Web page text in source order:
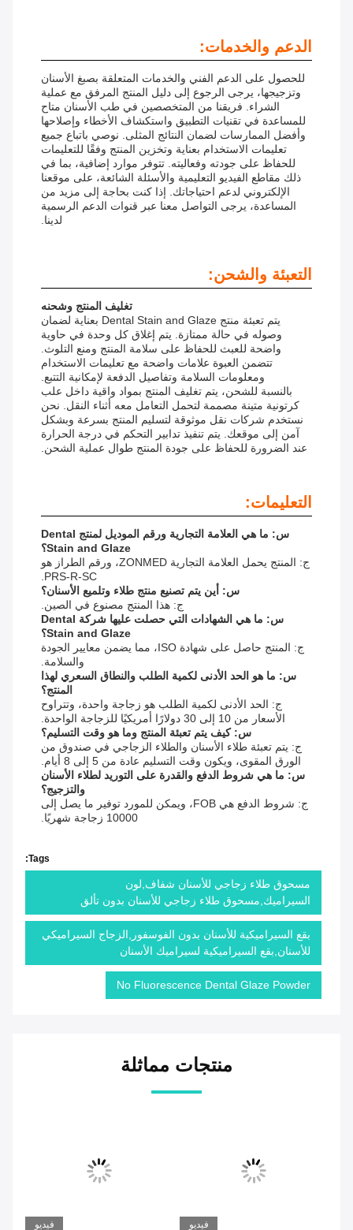
الدعم والخدمات:
للحصول على الدعم الفني والخدمات المتعلقة بصبغ الأسنان
وتزجيجها، يرجى الرجوع إلى دليل المنتج المرفق مع عملية
الشراء. فريقنا من المتخصصين في طب الأسنان متاح
للمساعدة في تقنيات التطبيق واستكشاف الأخطاء وإصلاحها
وأفضل الممارسات لضمان النتائج المثلى. نوصي باتباع جميع
تعليمات الاستخدام بعناية وتخزين المنتج وفقًا للتعليمات
للحفاظ على جودته وفعاليته. تتوفر موارد إضافية، بما في
ذلك مقاطع الفيديو التعليمية والأسئلة الشائعة، على موقعنا
الإلكتروني لدعم احتياجاتك. إذا كنت بحاجة إلى مزيد من
المساعدة، يرجى التواصل معنا عبر قنوات الدعم الرسمية
لدينا.
التعبئة والشحن:
تغليف المنتج وشحنه
يتم تعبئة منتج Dental Stain and Glaze بعناية لضمان
وصوله في حالة ممتازة. يتم إغلاق كل وحدة في حاوية
واضحة للعبث للحفاظ على سلامة المنتج ومنع التلوث.
تتضمن العبوة علامات واضحة مع تعليمات الاستخدام
ومعلومات السلامة وتفاصيل الدفعة لإمكانية التتبع.
بالنسبة للشحن، يتم تغليف المنتج بمواد واقية داخل علب
كرتونية متينة مصممة لتحمل التعامل معه أثناء النقل. نحن
نستخدم شركات نقل موثوقة لتسليم المنتج بسرعة وبشكل
آمن إلى موقعك. يتم تنفيذ تدابير التحكم في درجة الحرارة
عند الضرورة للحفاظ على جودة المنتج طوال عملية الشحن.
التعليمات:
س: ما هي العلامة التجارية ورقم الموديل لمنتج Dental
Stain and Glaze؟
ج: المنتج يحمل العلامة التجارية ZONMED، ورقم الطراز هو
PRS-R-SC.
س: أين يتم تصنيع منتج طلاء وتلميع الأسنان؟
ج: هذا المنتج مصنوع في الصين.
س: ما هي الشهادات التي حصلت عليها شركة Dental
Stain and Glaze؟
ج: المنتج حاصل على شهادة ISO، مما يضمن معايير الجودة
والسلامة.
س: ما هو الحد الأدنى لكمية الطلب والنطاق السعري لهذا
المنتج؟
ج: الحد الأدنى لكمية الطلب هو زجاجة واحدة، وتتراوح
الأسعار من 10 إلى 30 دولارًا أمريكيًا للزجاجة الواحدة.
س: كيف يتم تعبئة المنتج وما هو وقت التسليم؟
ج: يتم تعبئة طلاء الأسنان والطلاء الزجاجي في صندوق من
الورق المقوى، ويكون وقت التسليم عادة من 5 إلى 8 أيام.
س: ما هي شروط الدفع والقدرة على التوريد لطلاء الأسنان
والتزجيج؟
ج: شروط الدفع هي FOB، ويمكن للمورد توفير ما يصل إلى
10000 زجاجة شهريًا.
Tags:
مسحوق طلاء زجاجي للأسنان شفاف,لون
السيراميك,مسحوق طلاء زجاجي للأسنان بدون تألق
بقع السيراميكية للأسنان بدون الفوسفور,الزجاج السيراميكي
للأسنان,بقع السيراميكية لسيراميك الأسنان
No Fluorescence Dental Glaze Powder
منتجات مماثلة
فيديو فيديو